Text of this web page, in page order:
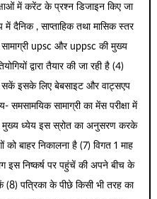
में करेंट के प्रश्न डिजाइन किए जा
दैनिक , साप्ताहिक तथा मासिक स्तर
सामाग्री upsc और uppsc की मुख्य
द्वारा तैयार की जा रही है (4)
सकें इसके लिए बेबसाइट और वाट्सएप
समसामयिक सामाग्री का मेंस परीक्षा में
मुख्य ध्येय इस स्रोत का अनुसरण करके
बाहर निकालना है (7) विगत 1 माह
निष्कर्ष पर पहुंचें की अपने बीच के
(8) पत्रिका के पीछे किसी भी तरह का